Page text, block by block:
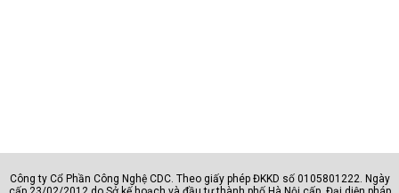
Công ty Cổ Phần Công Nghệ CDC. Theo giấy phép ĐKKD số 0105801222. Ngày